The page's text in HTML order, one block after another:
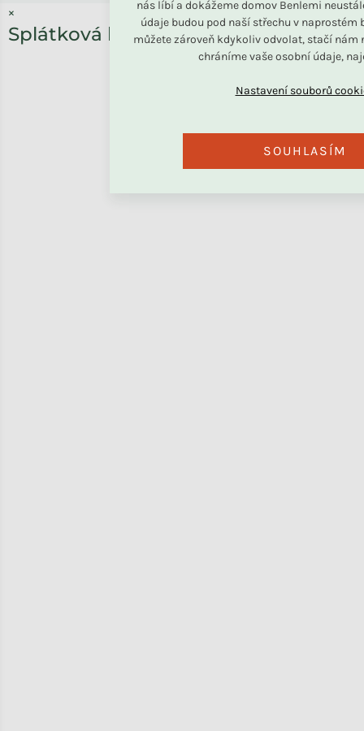
nás líbí a dokážeme domov Benlemi
údaje budou pod naší střechu v naprostém
můžete zároveň kdykoliv odvolat, stačí nám
chráníme vaše osobní údaje,
SOUHLASÍM
×
Splátková kalkulačka ESSOX